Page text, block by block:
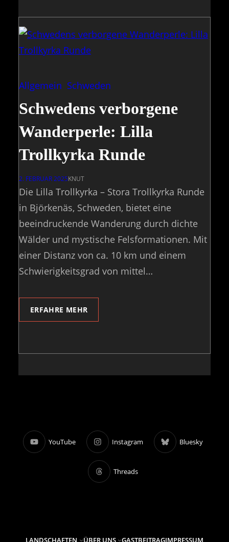
Allgemein Schweden
Schwedens verborgene
Wanderperle: Lilla
Trollkyrka Runde
2. FEBRUAR 2025KNUT
Die Lilla Trollkyrka – Stora Trollkyrka Runde
in Björkenäs, Schweden, bietet eine
beeindruckende Wanderung durch dichte
Wälder und mystische Felsformationen. Mit
einer Distanz von ca. 10 km und einem
Schwierigkeitsgrad von mittel…
ERFAHRE MEHR
YouTube Instagram Bluesky
Threads
LANDSCHAFTEN ÜBER UNS GASTBEITRAGIMPRESSUM